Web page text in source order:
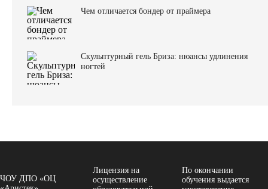
Чем отличается бондер от праймера
Скульптурный гель Бриза: нюансы удлинения
ногтей
ЧОУ ДПО «ОЦ
Лицензия на
осуществление
По окончании
обучения выдается